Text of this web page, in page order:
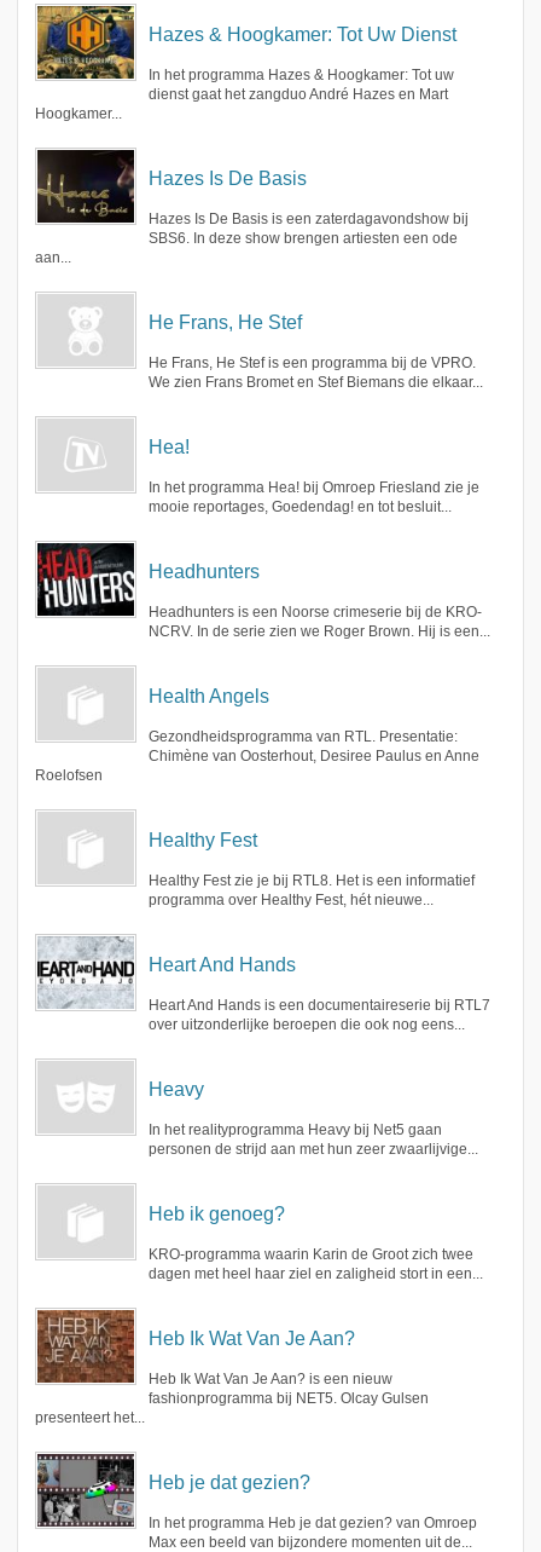
Hazes & Hoogkamer: Tot Uw Dienst
In het programma Hazes & Hoogkamer: Tot uw
dienst gaat het zangduo André Hazes en Mart
Hoogkamer...
Hazes Is De Basis
Hazes Is De Basis is een zaterdagavondshow bij
SBS6. In deze show brengen artiesten een ode
aan...
He Frans, He Stef
He Frans, He Stef is een programma bij de VPRO.
We zien Frans Bromet en Stef Biemans die elkaar...
Hea!
In het programma Hea! bij Omroep Friesland zie je
mooie reportages, Goedendag! en tot besluit...
Headhunters
Headhunters is een Noorse crimeserie bij de KRO-
NCRV. In de serie zien we Roger Brown. Hij is een...
Health Angels
Gezondheidsprogramma van RTL. Presentatie:
Chimène van Oosterhout, Desiree Paulus en Anne
Roelofsen
Healthy Fest
Healthy Fest zie je bij RTL8. Het is een informatief
programma over Healthy Fest, hét nieuwe...
Heart And Hands
Heart And Hands is een documentaireserie bij RTL7
over uitzonderlijke beroepen die ook nog eens...
Heavy
In het realityprogramma Heavy bij Net5 gaan
personen de strijd aan met hun zeer zwaarlijvige...
Heb ik genoeg?
KRO-programma waarin Karin de Groot zich twee
dagen met heel haar ziel en zaligheid stort in een...
Heb Ik Wat Van Je Aan?
Heb Ik Wat Van Je Aan? is een nieuw
fashionprogramma bij NET5. Olcay Gulsen
presenteert het...
Heb je dat gezien?
In het programma Heb je dat gezien? van Omroep
Max een beeld van bijzondere momenten uit de...